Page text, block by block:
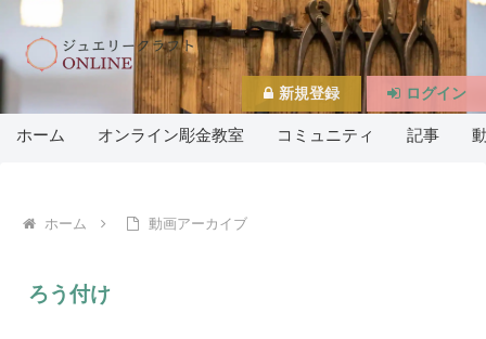
ホーム オンライン彫金教室 コミュニティ 記事
ホーム 動画アーカイブ
ろう付け
新規登録 ログイン